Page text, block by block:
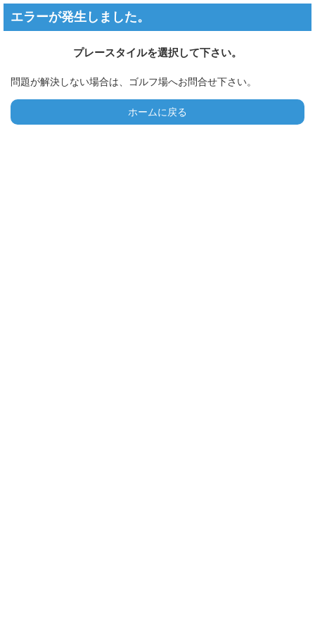
エラーが発生しました。
プレースタイルを選択して下さい。
問題が解決しない場合は、ゴルフ場へお問合せ下さい。
ホームに戻る